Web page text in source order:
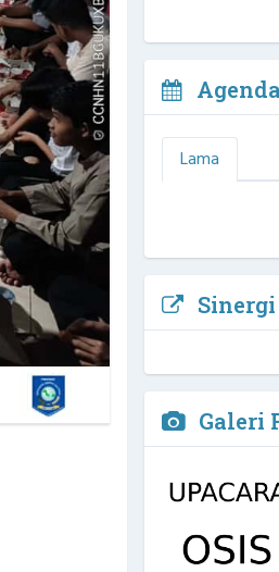
Agenda
Lama
Galeri